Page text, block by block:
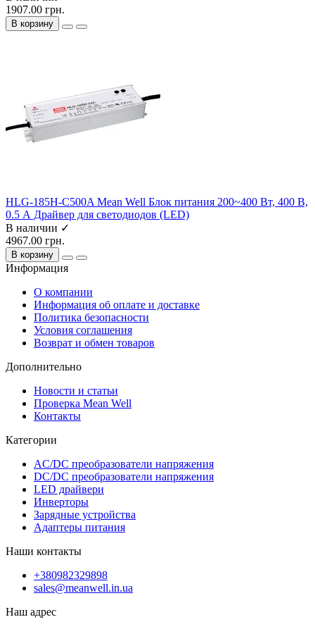
1907.00 грн.
В корзину
HLG-185H-C500A Mean Well Блок питания 200~400 Вт, 400 В,
0.5 А Драйвер для светодиодов (LED)
В наличии ✓
4967.00 грн.
В корзину
Информация
О компании
Информация об оплате и доставке
Политика безопасности
Условия соглашения
Возврат и обмен товаров
Дополнительно
Новости и статьи
Проверка Mean Well
Контакты
Категории
AC/DC преобразователи напряжения
DC/DC преобразователи напряжения
LED драйвери
Инверторы
Зарядные устройства
Адаптеры питания
Наши контакты
+380982329898
sales@meanwell.in.ua
Наш адрес